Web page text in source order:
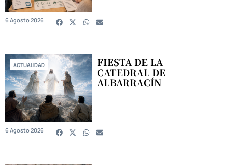
6 Agosto 2026
ACTUALIDAD FIESTA DE LA
CATEDRAL DE
ALBARRACÍN
6 Agosto 2026